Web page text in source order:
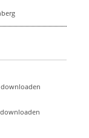
downloaden